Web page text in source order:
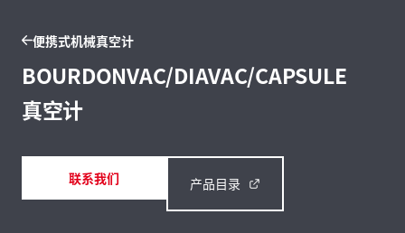
便携式机械真空计
BOURDONVAC/DIAVAC/CAPSULE
真空计
联系我们 产品目录